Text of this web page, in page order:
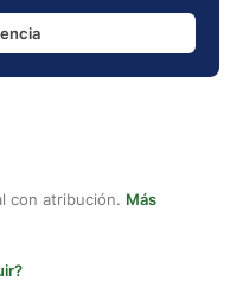
con atribución. Más